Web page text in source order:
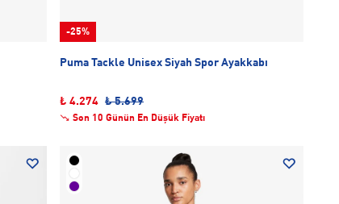
-25%
Puma Tackle Unisex Siyah Spor Ayakkabı
₺ 4.274 ₺ 5.699
Son 10 Günün En Düşük Fiyatı